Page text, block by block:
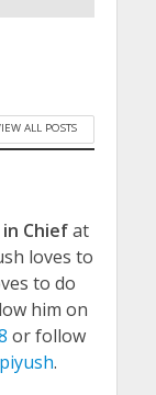
ALL POSTS
Chiefat
loves to
to do
him on
or follow
.